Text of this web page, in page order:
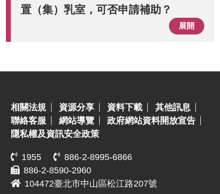
置（集）乳室，可否申請補助？
展開
:::
相關法規 資源分享 資料下載
其他訊息
聯絡客服
網站導覽
政府網站資料開放宣告
隱私權及資訊安全政策
1955
886-2-8995-6866
886-2-8590-2960
104472臺北市中山區松江路207號